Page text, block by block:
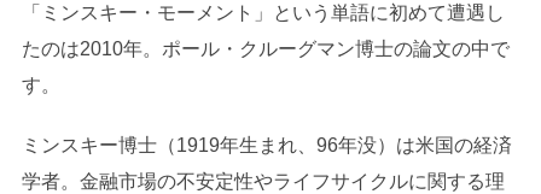
「ミンスキー・モーメント」という単語に初めて遭遇し
たのは2010年。ポール・クルーグマン博士の論文の中で
す。
ミンスキー博士（1919年生まれ、96年没）は米国の経済
学者。金融市場の不安定性やライフサイクルに関する理